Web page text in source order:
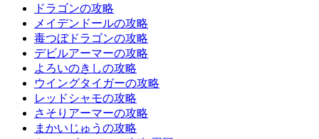
ドラゴンの攻略
メイデンドールの攻略
毒つぼドラゴンの攻略
デビルアーマーの攻略
よろいのきしの攻略
ウイングタイガーの攻略
レッドシャモの攻略
さそりアーマーの攻略
まかいじゅうの攻略